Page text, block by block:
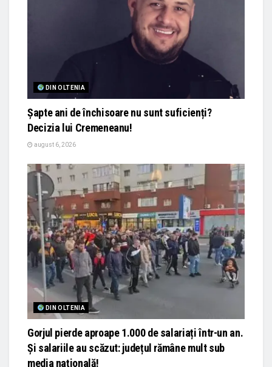
DIN OLTENIA
Șapte ani de închisoare nu sunt suficienți?
Decizia lui Cremeneanu!
august 6, 2026
DIN OLTENIA
Gorjul pierde aproape 1.000 de salariați într-un an.
Și salariile au scăzut: județul rămâne mult sub
media națională!